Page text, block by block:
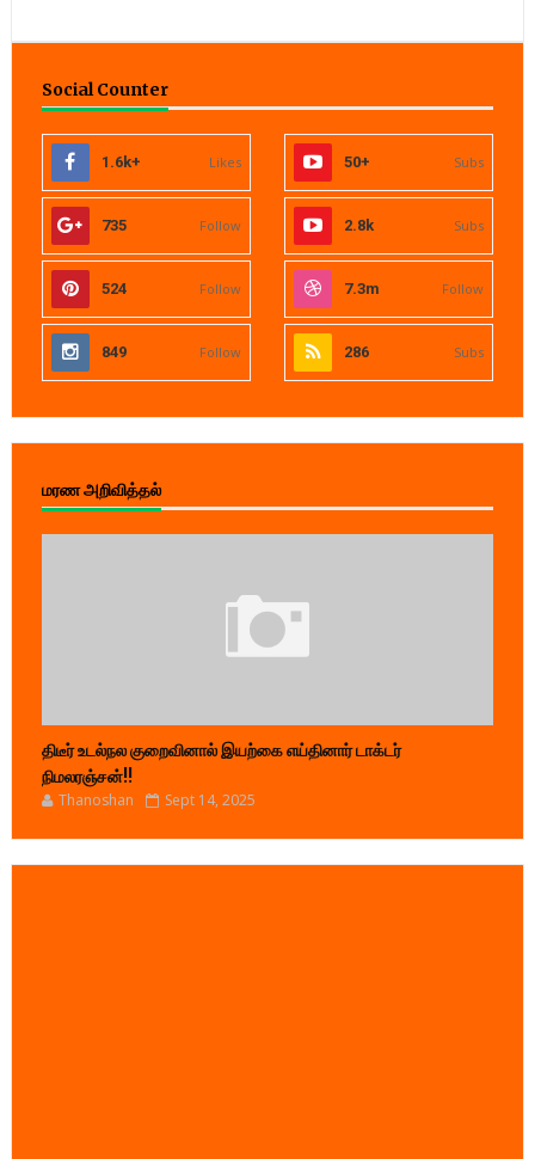
Social Counter
1.6k+ Likes 50+ Subs
735 Follow 2.8k Subs
524 Follow 7.3m Follow
849 Follow 286 Subs
மரண அறிவித்தல்
திடீர் உடல்நல குறைவினால் இயற்கை எய்தினார் டாக்டர்
நிமலரஞ்சன்!!
Thanoshan Sept 14, 2025